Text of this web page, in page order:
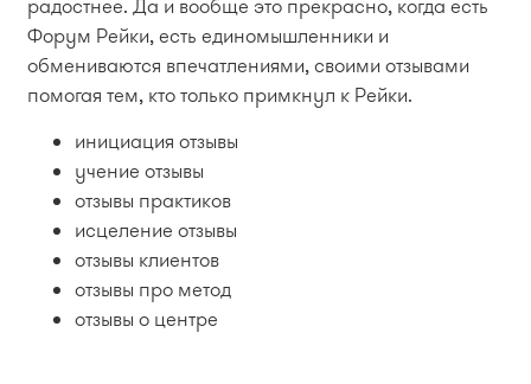
радостнее. Да и вообще это прекрасно, когда есть
Форум Рейки, есть единомышленники и
обмениваются впечатлениями, своими отзывами
помогая тем, кто только примкнул к Рейки.
инициация отзывы
учение отзывы
отзывы практиков
исцеление отзывы
отзывы клиентов
отзывы про метод
отзывы о центре